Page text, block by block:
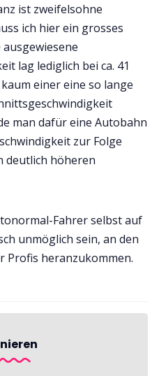
ist zweifelsohne
ich hier ein grosses
lag lediglich bei ca. 41
einer eine so lange
man dafür eine Autobahn
zur Folge
deutlich höheren
Fahrer selbst auf
unmöglich sein, an den
Profis heranzukommen.